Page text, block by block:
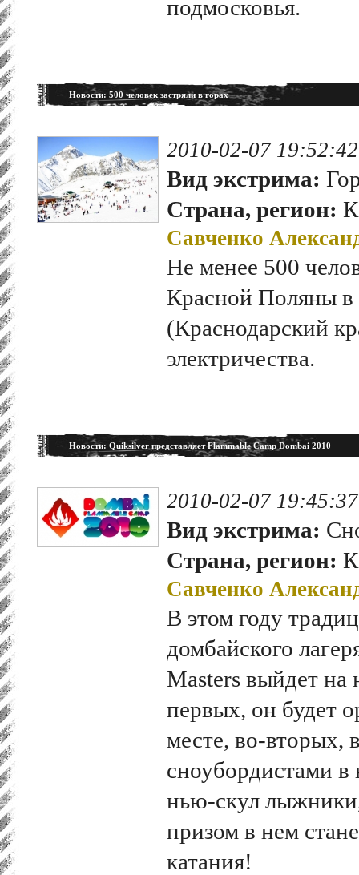
подмосковья.
Новости: 500 человек застряли в горах
2010-02-07 19:52:42
Вид экстрима:
Страна, регион:
Савченко
Не менее 500
Красной Поляны в
(Краснодарский
электричества.
Новости: Quiksilver представляет Flammable Camp Dombai 2010
2010-02-07 19:45:37
Вид экстрима:
Страна, регион:
Савченко
В этом году
домбайского
Masters выйдет
первых, он будет
месте, во-вторых,
сноубордистами
нью-скул
призом в нем
катания!